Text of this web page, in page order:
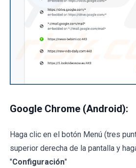
Google Chrome (Android):
Haga clic en el botón Menú (tres
superior derecha de la pantalla y
"Configuración"